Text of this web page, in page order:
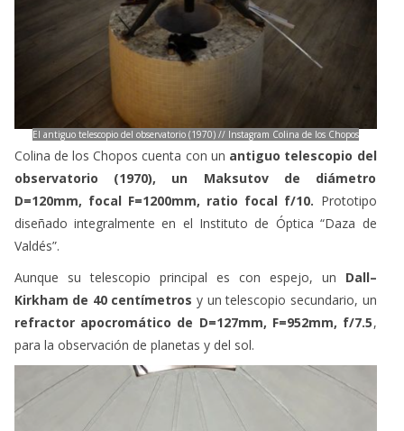
El antiguo telescopio del observatorio (1970) // Instagram Colina de los Chopos
Colina de los Chopos cuenta con un antiguo telescopio del
observatorio (1970), un Maksutov de diámetro
D=120mm, focal F=1200mm, ratio focal f/10. Prototipo
diseñado integralmente en el Instituto de Óptica “Daza de
Valdés”.
Aunque su telescopio principal es con espejo, un Dall–
Kirkham de 40 centímetros y un telescopio secundario, un
refractor apocromático de D=127mm, F=952mm, f/7.5,
para la observación de planetas y del sol.